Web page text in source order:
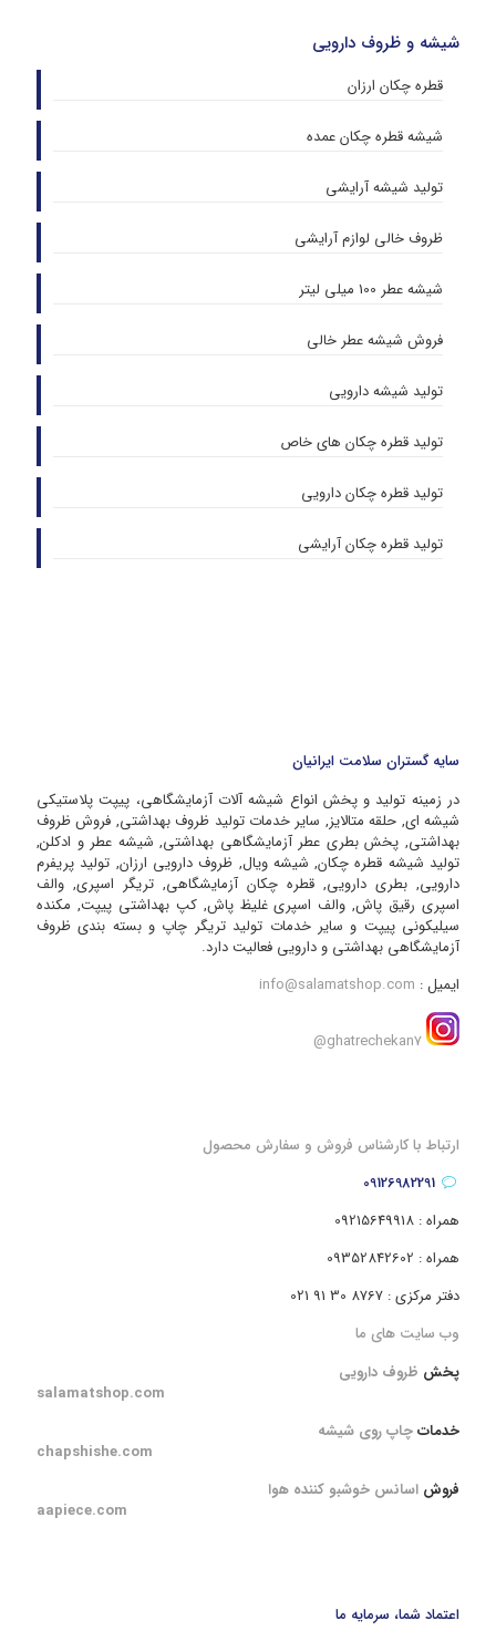
شیشه و ظروف دارویی
قطره چکان ارزان
شیشه قطره چکان عمده
تولید شیشه آرایشی
ظروف خالی لوازم آرایشی
شیشه عطر 100 میلی لیتر
فروش شیشه عطر خالی
تولید شیشه دارویی
تولید قطره چکان های خاص
تولید قطره چکان دارویی
تولید قطره چکان آرایشی
سایه گستران سلامت ایرانیان
در زمینه تولید و پخش انواع شیشه آلات آزمایشگاهی، پیپت پلاستیکی
شیشه ای, حلقه متالایز, سایر خدمات تولید ظروف بهداشتی, فروش ظروف
بهداشتی, پخش بطری عطر آزمایشگاهی بهداشتی, شیشه عطر و ادکلن,
تولید شیشه قطره چکان, شیشه ویال, ظروف دارویی ارزان, تولید پریفرم
دارویی, بطری دارویی, قطره چکان آزمایشگاهی, تریگر اسپری, والف
اسپری رقیق پاش, والف اسپری غلیظ پاش, کپ بهداشتی پیپت, مکنده
سیلیکونی پیپت و سایر خدمات تولید تریگر چاپ و بسته بندی ظروف
آزمایشگاهی بهداشتی و دارویی فعالیت دارد.
ایمیل : info@salamatshop.com
ghatrechekan7@
ارتباط با کارشناس فروش و سفارش محصول
09126982291
همراه : 09215649918
همراه : 09352842602
دفتر مرکزی : 8767 30 91 021
وب سایت های ما
پخش ظروف دارویی
salamatshop.com
خدماتچاپ روی شیشه
chapshishe.com
فروش اسانس خوشبو کننده هوا
aapiece.com
اعتماد شما، سرمایه ما